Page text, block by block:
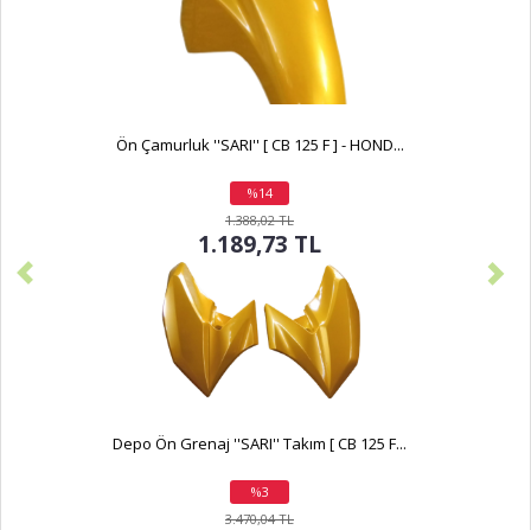
Ön Çamurluk ''SARI'' [ CB 125 F ] - HOND...
%14
indirim
1.388,02 TL
1.189,73 TL
Depo Ön Grenaj ''SARI'' Takım [ CB 125 F...
%3
indirim
3.470,04 TL